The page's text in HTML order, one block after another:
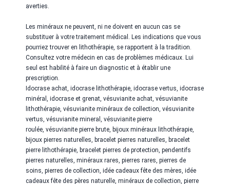
averties.
Les minéraux ne peuvent, ni ne doivent en aucun cas se
substituer à votre traitement médical. Les indications que vous
pourriez trouver en lithothérapie, se rapportent à la tradition.
Consultez votre médecin en cas de problèmes médicaux. Lui
seul est habilité à faire un diagnostic et à établir une
prescription.
Idocrase achat, idocrase lithothérapie, idocrase vertus, idocrase
minéral, idocrase et grenat, vésuvianite achat, vésuvianite
lithothérapie, vésuvianite minéraux de collection, vésuvianite
vertus, vésuvianite mineral, vésuvianite pierre
roulée, vésuvianite pierre brute, bijoux minéraux lithothérapie,
bijoux pierres naturelles, bracelet pierres naturelles, bracelet
pierre lithothérapie, bracelet pierres de protection, pendentifs
pierres naturelles, minéraux rares, pierres rares, pierres de
soins, pierres de collection, idée cadeaux fête des mères, idée
cadeaux fête des pères naturelle, minéraux de collection, pierre